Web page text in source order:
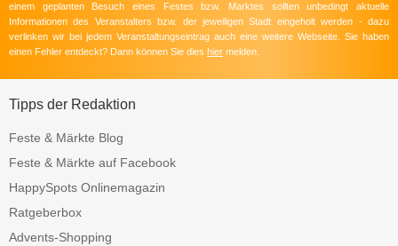
einem geplanten Besuch eines Festes bzw. Marktes sollten unbedingt aktuelle
Informationen des Veranstalters bzw. der jeweiligen Stadt eingeholt werden - dazu
verlinken wir bei jedem Veranstaltungseintrag auch eine weitere Webseite. Sie haben
einen Fehler entdeckt? Dann können Sie dies hier melden.
Tipps der Redaktion
Feste & Märkte Blog
Feste & Märkte auf Facebook
HappySpots Onlinemagazin
Ratgeberbox
Advents-Shopping